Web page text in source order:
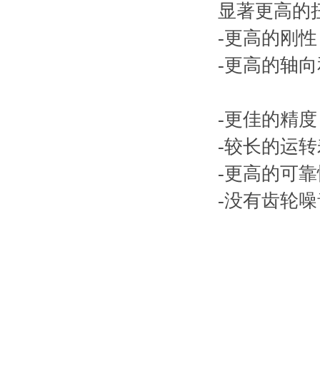
显著更高的
-更高的刚性
-更高的轴
-更佳的精度
-较长的运
-更高的可
-没有齿轮